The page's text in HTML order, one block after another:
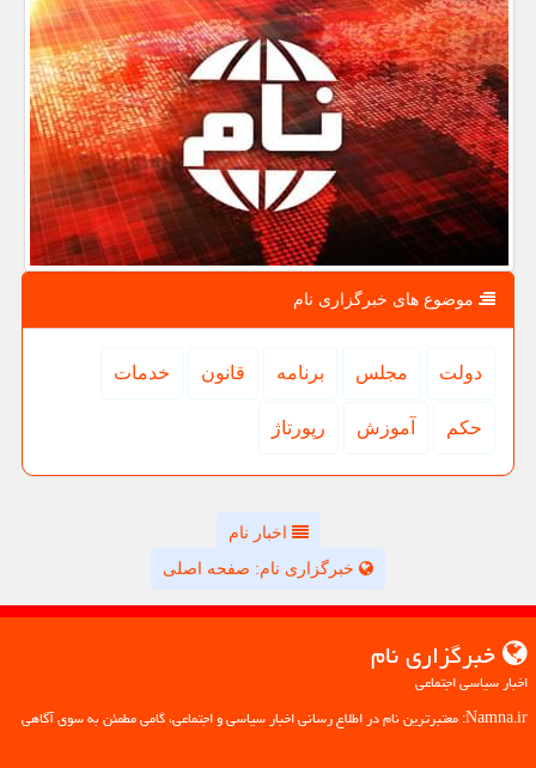
موضوع های خبرگزاری نام
دولت مجلس برنامه قانون خدمات
حكم آموزش رپورتاژ
اخبار نام
خبرگزاری نام: صفحه اصلی
خبرگزاری نام
اخبار سیاسی اجتماعی
Namna.ir: معتبرترین نام در اطلاع رسانی اخبار سیاسی و اجتماعی، گامی مطمئن به سوی آگاهی